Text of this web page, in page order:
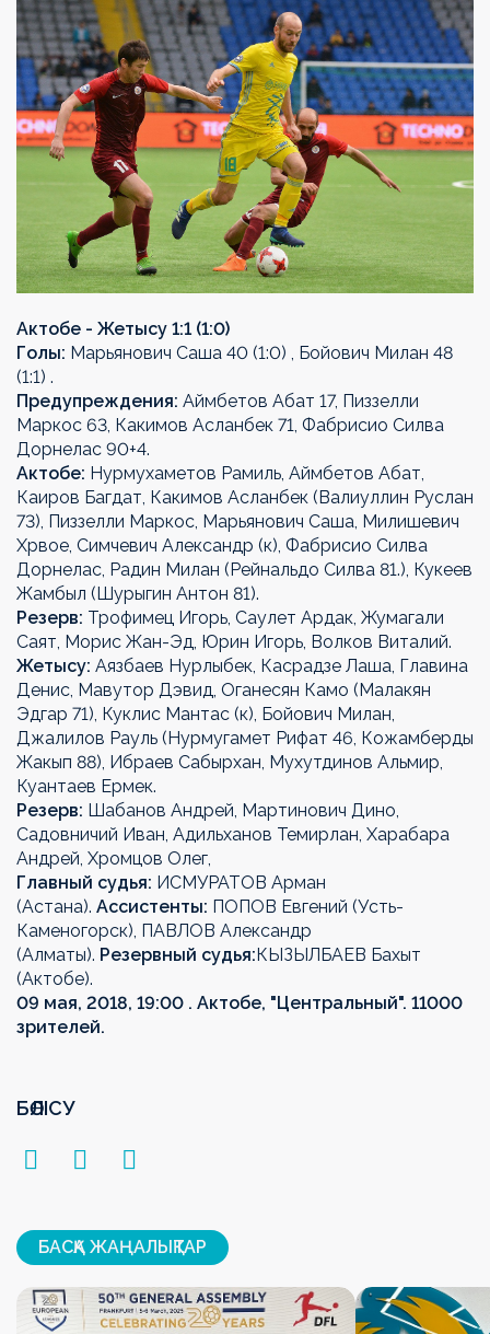
Актобе - Жетысу 1:1 (1:0)
Голы: Марьянович Саша 40 (1:0) , Бойович Милан 48
(1:1) .
Предупреждения: Аймбетов Абат 17, Пиззелли
Маркос 63, Какимов Асланбек 71, Фабрисио Силва
Дорнелас 90+4.
Актобе: Нурмухаметов Рамиль, Аймбетов Абат,
Каиров Багдат, Какимов Асланбек (Валиуллин Руслан
73), Пиззелли Маркос, Марьянович Саша, Милишевич
Хрвое, Симчевич Александр (к), Фабрисио Силва
Дорнелас, Радин Милан (Рейнальдо Силва 81.), Кукеев
Жамбыл (Шурыгин Антон 81).
Резерв: Трофимец Игорь, Саулет Ардак, Жумагали
Саят, Морис Жан-Эд, Юрин Игорь, Волков Виталий.
Жетысу: Аязбаев Нурлыбек, Касрадзе Лаша, Главина
Денис, Мавутор Дэвид, Оганесян Камо (Малакян
Эдгар 71), Куклис Мантас (к), Бойович Милан,
Джалилов Рауль (Нурмугамет Рифат 46, Кожамберды
Жакып 88), Ибраев Сабырхан, Мухутдинов Альмир,
Куантаев Ермек.
Резерв: Шабанов Андрей, Мартинович Дино,
Садовничий Иван, Адильханов Темирлан, Харабара
Андрей, Хромцов Олег,
Главный судья: ИСМУРАТОВ Арман
(Астана). Ассистенты: ПОПОВ Евгений (Усть-
Каменогорск), ПАВЛОВ Александр
(Алматы). Резервный судья: КЫЗЫЛБАЕВ Бахыт
(Актобе).
09 мая, 2018, 19:00 . Актобе, "Центральный". 11000
зрителей.
БӨЛІСУ
БАСҚА ЖАҢАЛЫҚТАР